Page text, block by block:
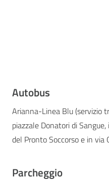
Autobus
Arianna-Linea Blu (servizio
piazzale Donatori di
del Pronto Soccorso e in via
Parcheggio